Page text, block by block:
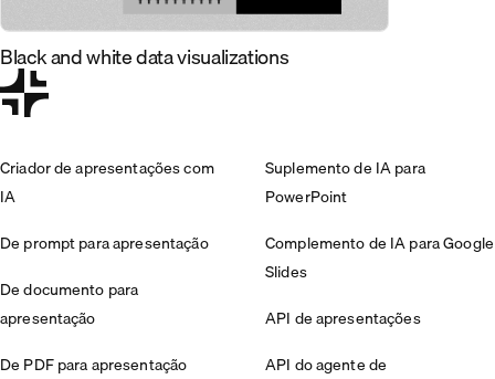
Black and white data visualizations
Criador de apresentações com
IA
De prompt para apresentação
De documento para
apresentação
De PDF para apresentação
Suplemento de IA para
PowerPoint
Complemento de IA para Google
Slides
API de apresentações
API do agente de